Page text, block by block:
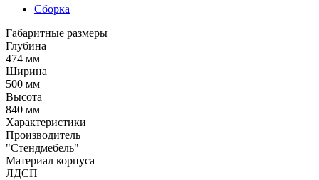
Сборка
Габаритные размеры
Глубина
474 мм
Ширина
500 мм
Высота
840 мм
Характеристики
Производитель
"Стендмебель"
Материал корпуса
ЛДСП